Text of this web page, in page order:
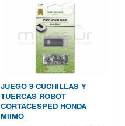
JUEGO 9 CUCHILLAS Y
TUERCAS ROBOT
CORTACESPED HONDA
MIIMO